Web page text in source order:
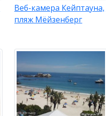
Веб-камера Кейптауна,
пляж Мёйзенберг